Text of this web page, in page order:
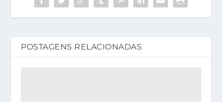
POSTAGENS RELACIONADAS